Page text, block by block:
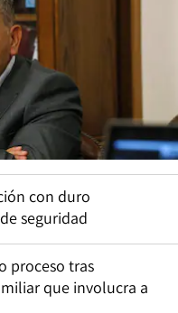
con duro
seguridad
proceso tras
que involucra a